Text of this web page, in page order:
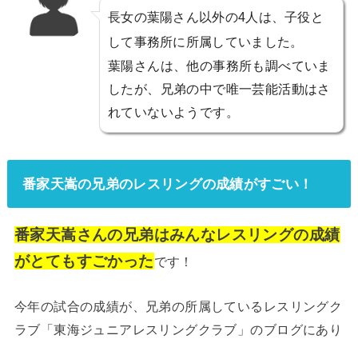
長女の葉陽さん以外の4人は、子役と
して事務所に所属していました。
葉陽さんは、他の事務所も調べていま
したが、兄弟の中で唯一芸能活動はさ
れていないようです。
番家天嵩の兄弟のレスリングの成績がすごい！
番家天嵩さんの兄弟はみんなレスリングの成績
がとてもすごかったです！
今年の試合の成績が、兄弟の所属しているレスリングク
ラブ「東海ジュニアレスリングクラブ」のブログにあり